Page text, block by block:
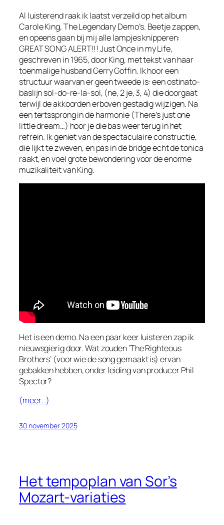
Al luisterend raak ik laatst verzeild op het album
Carole King, The Legendary Demo’s. Beetje zappen,
en opeens gaan bij mij alle lampjes knipperen:
GREAT SONG ALERT!!! Just Once in my Life,
geschreven in 1965, door King, met tekst van haar
toenmalige husband Gerry Goffin. Ik hoor een
structuur waarvan er geen tweede is: een ostinato-
baslijnsol-do-re-la-sol, (ne, 2 je, 3, 4) die doorgaat
terwijl de akkoorden erboven gestadig wijzigen. Na
een tertssprong in de harmonie (There’s just one
little dream…) hoor je die bas weer terug in het
refrein. Ik geniet van de spectaculaire constructie,
die lijkt te zweven, en pas in debridgeecht de tonica
raakt, en voel grote bewondering voor de enorme
muzikaliteit van King.
Het is een demo. Na een paar keer luisteren zap ik
nieuwsgierig door. Wat zouden ‘The Righteous
Brothers’ (voor wie de song gemaakt is) ervan
gebakken hebben, onder leiding van producer Phil
Spector?
(meer…)
30 november 2025
Het tempoplan van Sor’s
Mozart-variaties